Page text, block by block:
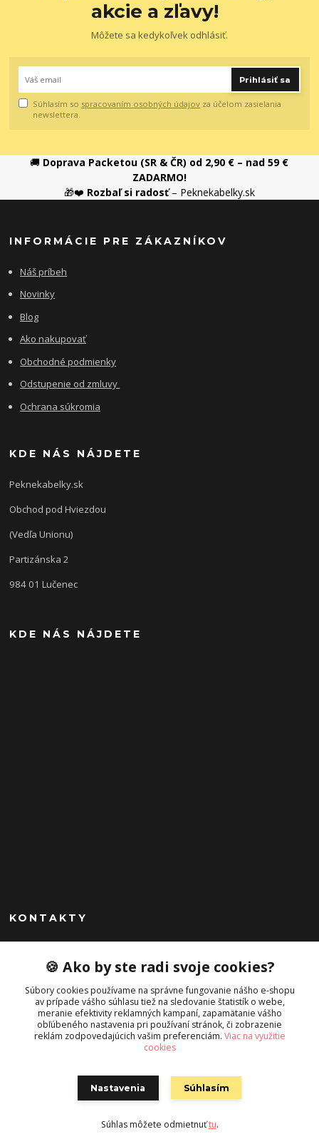
akcie a zľavy!
Môžete sa kedykoľvek odhlásiť.
Prihlásiť sa
Súhlasím so spracovaním osobných údajov za účelom zasielania
newslettera.
🚚 Doprava Packetou (SR & ČR) od 2,90 € – nad 59 €
ZADARMO!
🎁❤️ Rozbaľ si radosť– Peknekabelky.sk
INFORMÁCIE PRE ZÁKAZNÍKOV
Náš príbeh
Novinky
Blog
Ako nakupovať
Obchodné podmienky
Odstupenie od zmluvy
Ochrana súkromia
KDE NÁS NÁJDETE
Peknekabelky.sk
Obchod pod Hviezdou
(Vedľa Unionu)
Partizánska 2
984 01 Lučenec
KDE NÁS NÁJDETE
KONTAKTY
Peknekabelky.sk
+421 949747302
Po-Pia 10-16
info@peknekabelky.sk
Vytvorené na Eshop-rychlo.sk
🍪 Ako by ste radi svoje cookies?
Súbory cookies používame na správne fungovanie nášho e-shopu
av prípade vášho súhlasu tiež na sledovanie štatistík o webe,
meranie efektivity reklamných kampaní, zapamätanie vášho
obľúbeného nastavenia pri používaní stránok, či zobrazenie
reklám zodpovedajúcich vašim preferenciám. Viac na využitie
cookies
Nastavenia Súhlasím
Súhlas môžete odmietnuťtu.